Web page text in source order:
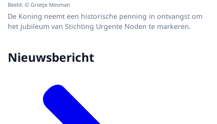
Beeld: © Grietje Mesman
De Koning neemt een historische penning in ontvangst om
het jubileum van Stichting Urgente Noden te markeren.
Nieuwsbericht